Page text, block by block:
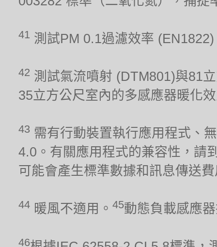
41 測試PM 0.1過濾效率 (EN1822)
42 測試氣流噴射 (DTM801)與81
35立方公尺室內的多感應器暖化
43 需有行動裝置執行應用程式、
4.0。有關應用程式的兼容性，請
可能會產生標準數據和訊息傳送
44 暖風不適用。 45動態負載感應
46